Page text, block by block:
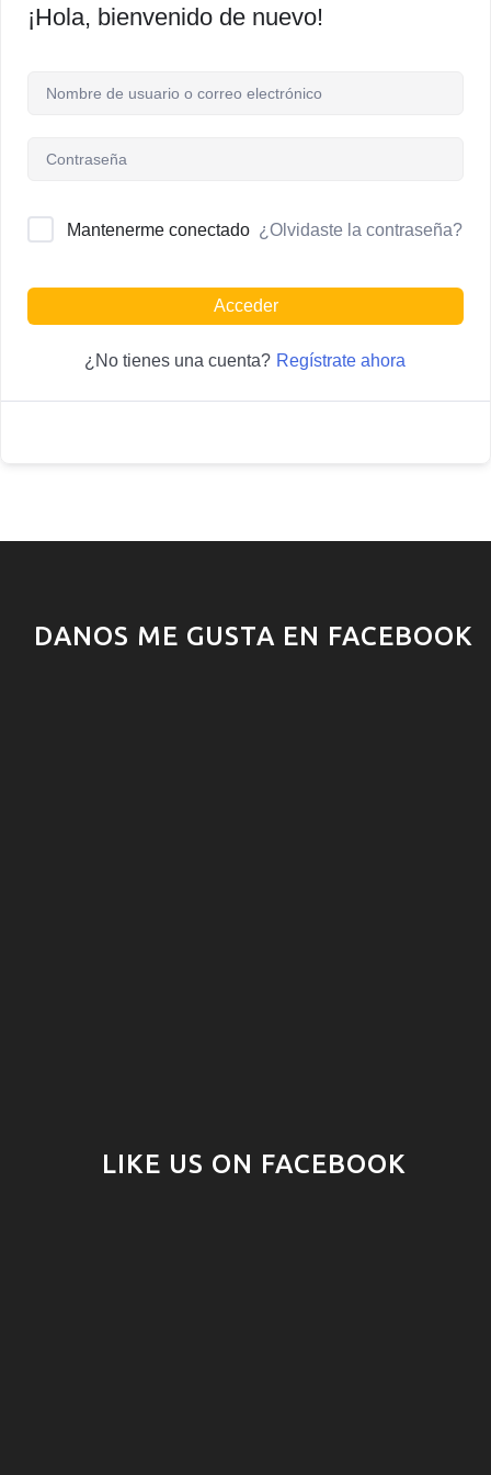
¡Hola, bienvenido de nuevo!
Mantenerme conectado ¿Olvidaste la contraseña?
Acceder
¿No tienes una cuenta? Regístrate ahora
DANOS ME GUSTA EN FACEBOOK
LIKE US ON FACEBOOK